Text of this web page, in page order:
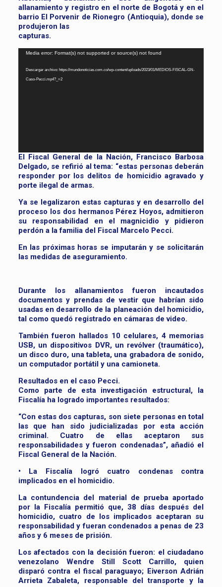
allanamiento y registro en el norte de Bogotá y en el
barrio El Porvenir de Rionegro (Antioquia), donde se
produjeron las
capturas.
Reproductor
vídeo
Media error: Format(s) not supported or source(s) not found
Descargar archivo: https://mundonoticias.com.co/wp-content/uploads/2023/01/MEDIOS-FISCAL-GN-
Caso-Pecci.mp4?_=2
El Fiscal General de la Nación, Francisco Barbosa
Delgado, se refirió al tema: “estas personas deberán
responder por los delitos de homicidio agravado y
porte ilegal de armas.
Ya se legalizaron estas capturas y en desarrollo del
proceso los dos hermanos Pérez Hoyos, admitieron
su responsabilidad en el magnicidio y pidieron
perdón a la familia del Fiscal Marcelo Pecci.
En las próximas horas se imputarán y se solicitarán
las medidas de aseguramiento.
Durante los allanamientos fueron incautados
documentos y prendas de vestir que habrían sido
usadas en desarrollo de la planeación del homicidio,
tal como quedó registrado en cámaras de video.
También fueron hallados 10 celulares, 4 memorias
USB, un dispositivos DVR, un revólver (traumático),
un disco duro, una tableta, una grabadora de sonido,
un computador portátil y una camioneta.
Resultados en el caso Pecci.
Como parte de esta investigación estructural, la
Fiscalía ha logrado importantes resultados:
“Con estas dos capturas, son siete personas en total
las que han sido judicializadas por esta acción
criminal. Cuatro de ellas aceptaron sus
responsabilidades y fueron condenadas”, añadió el
Fiscal General de la Nación.
• La Fiscalía logró cuatro condenas contra
implicados en el homicidio.
La contundencia del material de prueba aportado
por la Fiscalía permitió que, 38 días después del
homicidio, cuatro de los implicados aceptaran su
responsabilidad y fueran condenados a penas de 23
años y 6 meses de prisión.
Los afectados con la decisión fueron: el ciudadano
venezolano Wendre Still Scott Carrillo, quien
disparó contra el fiscal paraguayo; Eiverson Adrián
Arrieta Zabaleta, responsable del transporte y la